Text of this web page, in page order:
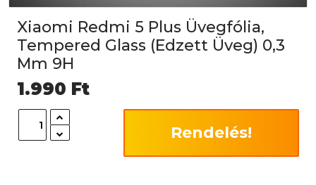
Xiaomi Redmi 5 Plus Üvegfólia,
Tempered Glass (Edzett Üveg) 0,3
Mm 9H
1.990 Ft
Rendelés!